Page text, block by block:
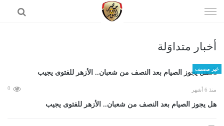
الى
أخبار متداوَلة
غير مصنف
منذ 6 أشهر 0
هل يجوز الصيام بعد النصف من شعبان.. الأزهر للفتوى يجيب